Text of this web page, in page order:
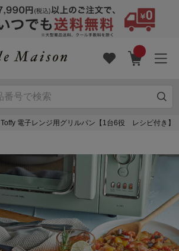
Toffy 電子レンジ用グリルパン【1台6役 レシピ付き】